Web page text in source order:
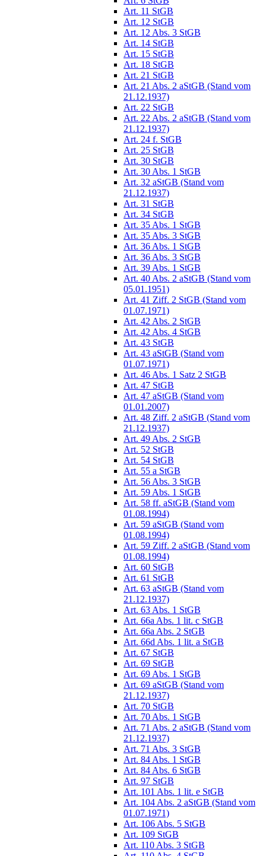
Art. 11 StGB
Art. 12 StGB
Art. 12 Abs. 3 StGB
Art. 14 StGB
Art. 15 StGB
Art. 18 StGB
Art. 21 StGB
Art. 21 Abs. 2 aStGB (Stand vom
21.12.1937)
Art. 22 StGB
Art. 22 Abs. 2 aStGB (Stand vom
21.12.1937)
Art. 24 f. StGB
Art. 25 StGB
Art. 30 StGB
Art. 30 Abs. 1 StGB
Art. 32 aStGB (Stand vom
21.12.1937)
Art. 31 StGB
Art. 34 StGB
Art. 35 Abs. 1 StGB
Art. 35 Abs. 3 StGB
Art. 36 Abs. 1 StGB
Art. 36 Abs. 3 StGB
Art. 39 Abs. 1 StGB
Art. 40 Abs. 2 aStGB (Stand vom
05.01.1951)
Art. 41 Ziff. 2 StGB (Stand vom
01.07.1971)
Art. 42 Abs. 2 StGB
Art. 42 Abs. 4 StGB
Art. 43 StGB
Art. 43 aStGB (Stand vom
01.07.1971)
Art. 46 Abs. 1 Satz 2 StGB
Art. 47 StGB
Art. 47 aStGB (Stand vom
01.01.2007)
Art. 48 Ziff. 2 aStGB (Stand vom
21.12.1937)
Art. 49 Abs. 2 StGB
Art. 52 StGB
Art. 54 StGB
Art. 55 a StGB
Art. 56 Abs. 3 StGB
Art. 59 Abs. 1 StGB
Art. 58 ff. aStGB (Stand vom
01.08.1994)
Art. 59 aStGB (Stand vom
01.08.1994)
Art. 59 Ziff. 2 aStGB (Stand vom
01.08.1994)
Art. 60 StGB
Art. 61 StGB
Art. 63 aStGB (Stand vom
21.12.1937)
Art. 63 Abs. 1 StGB
Art. 66a Abs. 1 lit. c StGB
Art. 66a Abs. 2 StGB
Art. 66d Abs. 1 lit. a StGB
Art. 67 StGB
Art. 69 StGB
Art. 69 Abs. 1 StGB
Art. 69 aStGB (Stand vom
21.12.1937)
Art. 70 StGB
Art. 70 Abs. 1 StGB
Art. 71 Abs. 2 aStGB (Stand vom
21.12.1937)
Art. 71 Abs. 3 StGB
Art. 84 Abs. 1 StGB
Art. 84 Abs. 6 StGB
Art. 97 StGB
Art. 101 Abs. 1 lit. e StGB
Art. 104 Abs. 2 aStGB (Stand vom
01.07.1971)
Art. 106 Abs. 5 StGB
Art. 109 StGB
Art. 110 Abs. 3 StGB